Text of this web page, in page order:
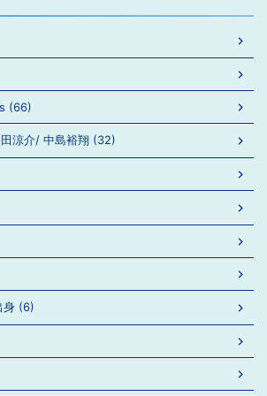
(66)
涼介/ 中島裕翔 (32)
身 (6)